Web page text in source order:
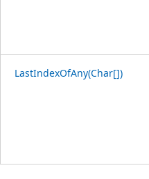
LastIndexOfAny(Char[])